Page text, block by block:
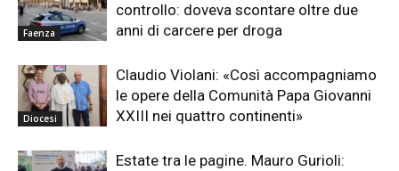
Faenza
controllo: doveva scontare oltre due
anni di carcere per droga
Diocesi
Claudio Violani: «Così accompagniamo
le opere della Comunità Papa Giovanni
XXIII nei quattro continenti»
Estate tra le pagine. Mauro Gurioli: